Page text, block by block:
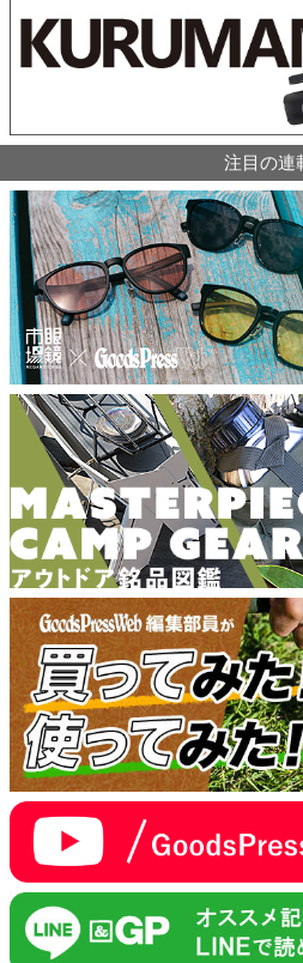
注目の連